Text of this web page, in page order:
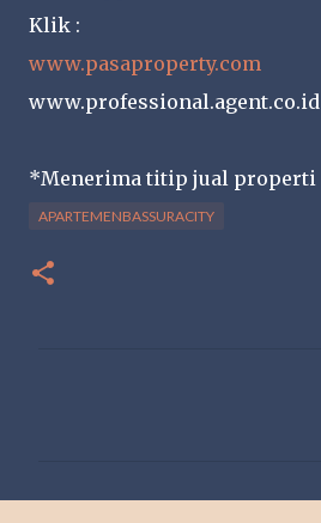
Klik :
www.pasaproperty.com
www.professional.agent.co.id
*Menerima titip jual properti
APARTEMENBASSURACITY